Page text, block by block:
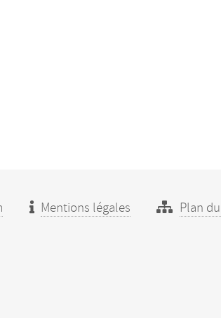
Mentions légales Plan